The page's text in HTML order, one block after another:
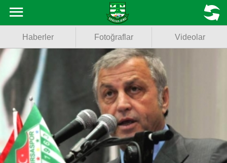
Fotoğraflar
Videolar
Basketbol
Voleybol
Puan Durumu
MENU
Haberler Fotoğraflar Videolar